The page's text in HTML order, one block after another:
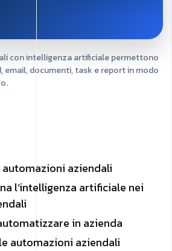
con intelligenza artificiale permettono
email, documenti, task e report in modo
automazioni aziendali
l’intelligenza artificiale nei
in azienda
automazioni aziendali